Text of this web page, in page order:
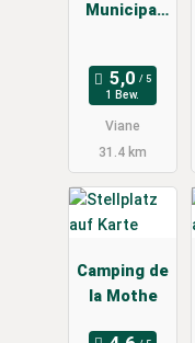
Municipal
1 Bew.
Viane
31.4 km
Camping de
la Mothe